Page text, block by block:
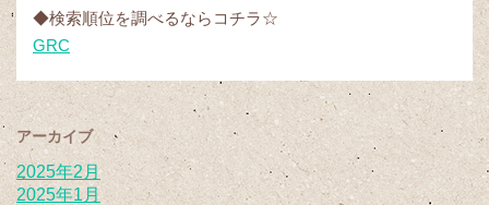
◆検索順位を調べるならコチラ☆
GRC
アーカイブ
2025年2月
2025年1月